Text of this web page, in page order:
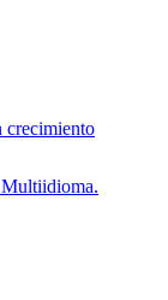
crecimiento